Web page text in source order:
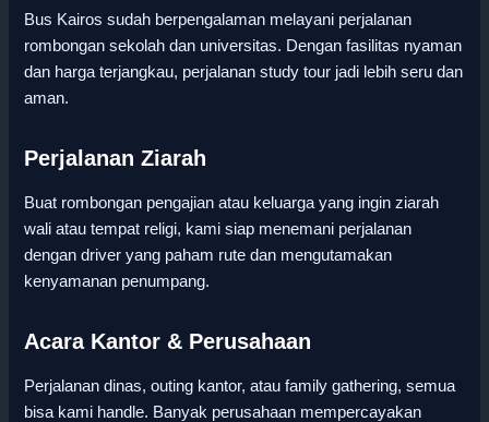
Bus Kairos sudah berpengalaman melayani perjalanan
rombongan sekolah dan universitas. Dengan fasilitas nyaman
dan harga terjangkau, perjalanan study tour jadi lebih seru dan
aman.
Perjalanan Ziarah
Buat rombongan pengajian atau keluarga yang ingin ziarah
wali atau tempat religi, kami siap menemani perjalanan
dengan driver yang paham rute dan mengutamakan
kenyamanan penumpang.
Acara Kantor & Perusahaan
Perjalanan dinas, outing kantor, atau family gathering, semua
bisa kami handle. Banyak perusahaan mempercayakan